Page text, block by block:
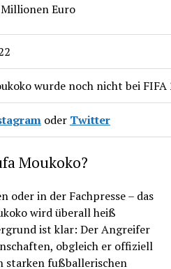
Euro
wurde noch nicht bei
oder Twitter
Moukoko?
oder in der Fachpresse – das
wird überall heiß
ist klar: Der Angreifer
obgleich er offiziell
starken fußballerischen